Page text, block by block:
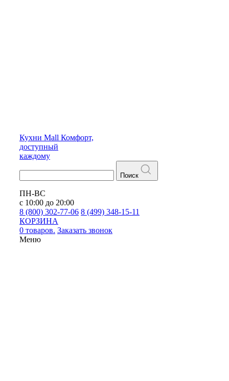
Кухни Mall Комфорт,
доступный
каждому
Поиск
ПН-ВС
с 10:00 до 20:00
8 (800) 302-77-06 8 (499) 348-15-11
КОРЗИНА
0 товаров. Заказать звонок
Меню